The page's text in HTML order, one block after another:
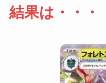
結果は・・・